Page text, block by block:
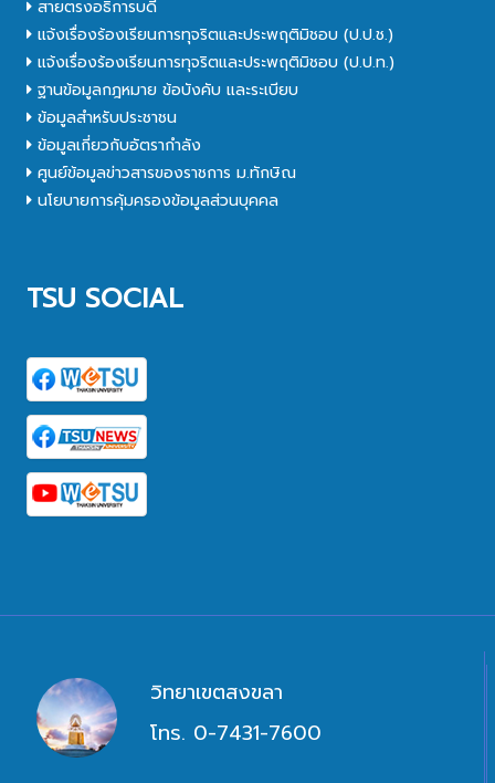
สายตรงอธิการบดี
แจ้งเรื่องร้องเรียนการทุจริตและประพฤติมิชอบ (ป.ป.ช.)
แจ้งเรื่องร้องเรียนการทุจริตและประพฤติมิชอบ (ป.ป.ท.)
ฐานข้อมูลกฎหมาย ข้อบังคับ และระเบียบ
ข้อมูลสำหรับประชาชน
ข้อมูลเกี่ยวกับอัตรากำลัง
ศูนย์ข้อมูลข่าวสารของราชการ ม.ทักษิณ
นโยบายการคุ้มครองข้อมูลส่วนบุคคล
TSU SOCIAL
วิทยาเขตสงขลา
โทร. 0-7431-7600